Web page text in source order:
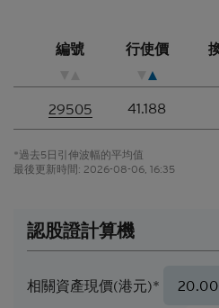
定論或據此行事而不自行加
香港網站所登載的指示性價
或其他分析，其編製乃以我
為依據。所採用的假設及參
所得的選擇，因此，並不保
回報或表現會在將來實現。有
並不構成網站擁有人的投資意
結構性產品並無抵押品，如發
投資結構性產品，所依賴的是
產品的價格可急升或急跌，
編號 行使價
29505 41.188
*過去5日引伸波幅的平均值
最後更新時間: 2026-08-06, 16:35
認股證計算機
相關資產現價(港元)*